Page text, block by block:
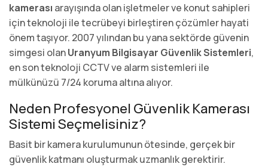
kamerası arayışında olan işletmeler ve konut sahipleri
için teknoloji ile tecrübeyi birleştiren çözümler hayati
önem taşıyor. 2007 yılından bu yana sektörde güvenin
simgesi olanUranyum Bilgisayar Güvenlik Sistemleri,
en son teknoloji CCTV ve alarm sistemleri ile
mülkünüzü 7/24 koruma altına alıyor.
Neden Profesyonel Güvenlik Kamerası
Sistemi Seçmelisiniz?
Basit bir kamera kurulumunun ötesinde, gerçek bir
güvenlik katmanı oluşturmak uzmanlık gerektirir.